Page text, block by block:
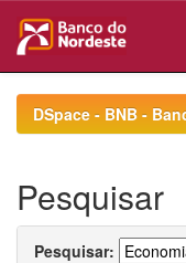
navigationDSpace - BNB -
Pesquisar
Pesquisar: